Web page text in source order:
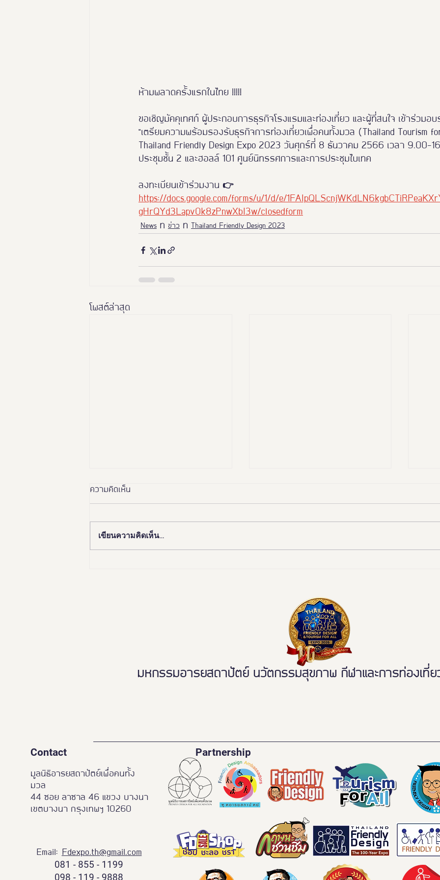
ห้ามพลาดครั้งแรกในไทย !!!!!
ขอเชิญมัคคุเทศก์ ผู้ประกอบการธุรกิจโรงแรมและท่องเที่ยว และผู้ที่สนใจ เข้าร่วมอบ
"เตรียมความพร้อมรองรับธุรกิจการท่องเที่ยวเพื่อคนทั้งมวล (Thailand Tourism
Thailand Friendly Design Expo 2023 วันศุกร์ที่ 8 ธันวาคม 2566 เวลา 9.00-
ประชุมชั้น 2 และฮอลล์ 101 ศูนย์นิทรรศการและการประชุมไบเทค
ลงทะเบียนเข้าร่วมงาน 👉
https://docs.google.com/forms/u/1/d/e/
gHrQYd3Lapv0k8zPnwXbI3w/closedform
News ข่าว Thailand Friendly Design 2023
โพสต์ล่าสุด
ความคิดเห็น
เขียนความคิดเห็น…
มหกรรมอารยสถาปัตย์ นวัตกรรมสุขภาพ กีฬาและการท่องเที่ย
Contact
มูลนิธิอารยสถาปัตย์เพื่อคนทั้ง
มวล
44 ซอย ลาซาล 46 แขวง บางนา
เขตบางนา กรุงเทพฯ 10260
Email: Fdexpo.th@gmail.com
081 - 855 - 1199
098 - 119 - 9888
Partnership